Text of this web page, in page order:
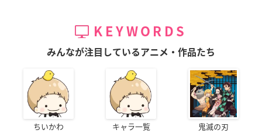
KEYWORDS
みんなが注目しているアニメ・作品たち
ちいかわ キャラ一覧 鬼滅の刃